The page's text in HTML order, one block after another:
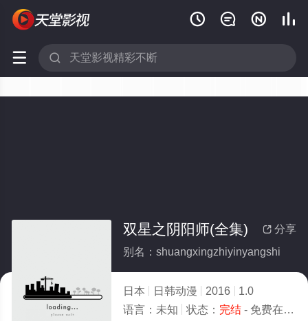
   
 
 分享
双星之阴阳师(全集)
别名：shuangxingzhiyinyangshi
日本 日韩动漫 2016
1.0
语言： 未知 状态： 完结- 免费在线观看